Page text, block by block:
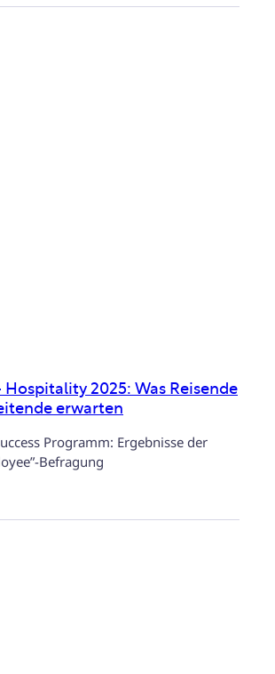
Hospitality 2025: Was Reisende
erwarten
Programm: Ergebnisse der
Befragung